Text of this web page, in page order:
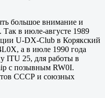
большое внимание и
Так в июле-августе 1989
U-DX-Club в Корякский
а в июле 1990 года
ITU 25, для работы в
с позывным RW0I.
СССР и союзных